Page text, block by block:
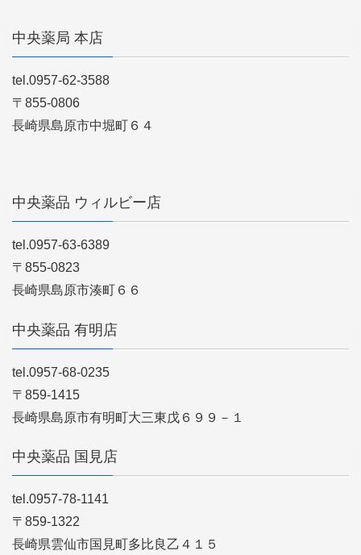
中央薬局 本店
tel.0957-62-3588
〒855-0806
長崎県島原市中堀町６４
中央薬品 ウィルビー店
tel.0957-63-6389
〒855-0823
長崎県島原市湊町６６
中央薬品 有明店
tel.0957-68-0235
〒859-1415
長崎県島原市有明町大三東戊６９９－１
中央薬品 国見店
tel.0957-78-1141
〒859-1322
長崎県雲仙市国見町多比良乙４１５